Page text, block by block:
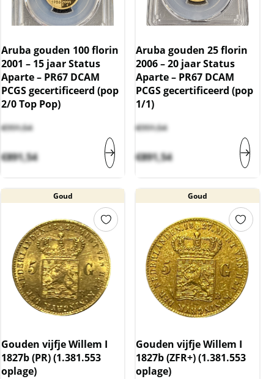
Aruba gouden 100 florin
2001 – 15 jaar Status
Aparte – PR67 DCAM
PCGS gecertificeerd (pop
2/0 Top Pop)
€991,54
€891,54
Aruba gouden 25 florin
2006 – 20 jaar Status
Aparte – PR67 DCAM
PCGS gecertificeerd (pop
1/1)
€991,54
€891,54
Goud
Gouden vijfje Willem I
1827b (PR) (1.381.553
oplage)
Goud
Gouden vijfje Willem I
1827b (ZFR+) (1.381.553
oplage)